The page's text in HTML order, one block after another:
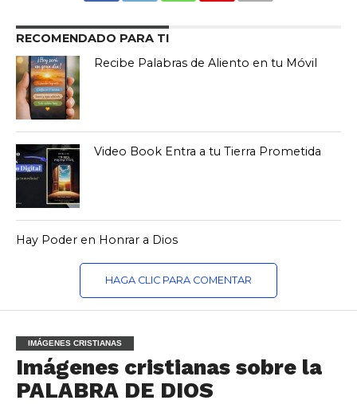
RECOMENDADO PARA TI
Recibe Palabras de Aliento en tu Móvil
Video Book Entra a tu Tierra Prometida
Hay Poder en Honrar a Dios
HAGA CLIC PARA COMENTAR
IMÁGENES CRISTIANAS
Imágenes cristianas sobre la
PALABRA DE DIOS